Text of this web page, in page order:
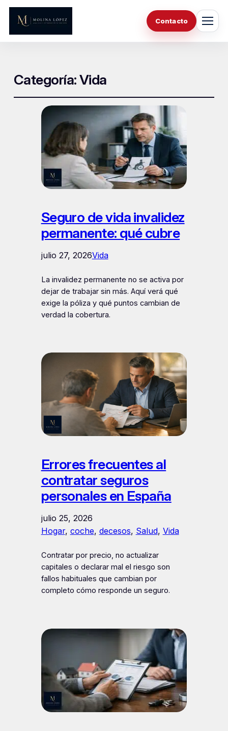
Contacto
Categoría:Vida
Seguro de vida invalidez
permanente: qué cubre
julio 27, 2026Vida
La invalidez permanente no se activa por
dejar de trabajar sin más. Aquí verá qué
exige la póliza y qué puntos cambian de
verdad la cobertura.
Errores frecuentes al
contratar seguros
personales en España
julio 25, 2026
Hogar, coche, decesos, Salud, Vida
Contratar por precio, no actualizar
capitales o declarar mal el riesgo son
fallos habituales que cambian por
completo cómo responde un seguro.